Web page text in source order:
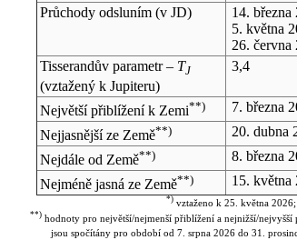
Průchody odsluním (v JD) 14. března
5. května
26. června
Tisserandův parametr – TJ
(vztažený k Jupiteru)
3,4
Největší přiblížení k Zemi**) 7. března
Nejjasnější ze Země**) 20. dubna
Nejdále od Země**) 8. března
Nejméně jasná ze Země**) 15. května
*)vztaženo k 25. května 2026;
**) hodnoty pro největší/nejmenší přiblížení a nejnižší/
jsou spočítány pro období od 7. srpna 2026 do 31.